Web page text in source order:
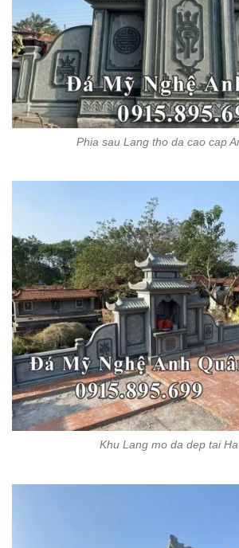
Phia sau Lang tho da cao cap
Khu Lang mo da dep tai